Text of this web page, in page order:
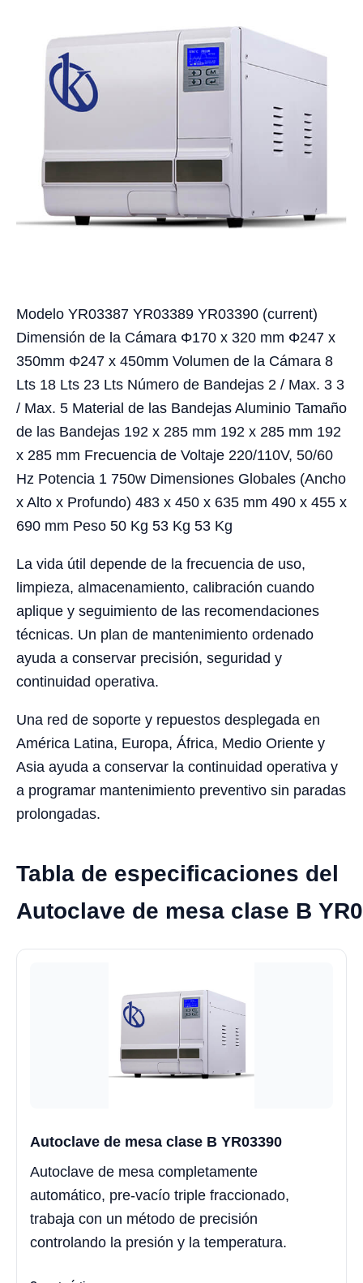
Modelo YR03387 YR03389 YR03390 (current)
Dimensión de la Cámara Φ170 x 320 mm Φ247 x
350mm Φ247 x 450mm Volumen de la Cámara 8
Lts 18 Lts 23 Lts Número de Bandejas 2 / Max. 3 3
/ Max. 5 Material de las Bandejas Aluminio Tamaño
de las Bandejas 192 x 285 mm 192 x 285 mm 192
x 285 mm Frecuencia de Voltaje 220/110V, 50/60
Hz Potencia 1 750w Dimensiones Globales (Ancho
x Alto x Profundo) 483 x 450 x 635 mm 490 x 455 x
690 mm Peso 50 Kg 53 Kg 53 Kg
La vida útil depende de la frecuencia de uso,
limpieza, almacenamiento, calibración cuando
aplique y seguimiento de las recomendaciones
técnicas. Un plan de mantenimiento ordenado
ayuda a conservar precisión, seguridad y
continuidad operativa.
Una red de soporte y repuestos desplegada en
América Latina, Europa, África, Medio Oriente y
Asia ayuda a conservar la continuidad operativa y
a programar mantenimiento preventivo sin paradas
prolongadas.
Tabla de especificaciones del
Autoclave de mesa clase B
Autoclave de mesa clase B YR03390
Autoclave de mesa completamente
automático, pre-vacío triple fraccionado,
trabaja con un método de precisión
controlando la presión y la temperatura.